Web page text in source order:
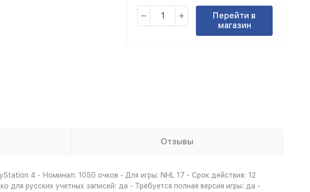
Перейти в
магазин
Отзывы
4 - Номинал: 1050 очков - Для игры: NHL 17 - Срок действия: 12
русских учетных записей: да - Требуется полная версия игры: да -